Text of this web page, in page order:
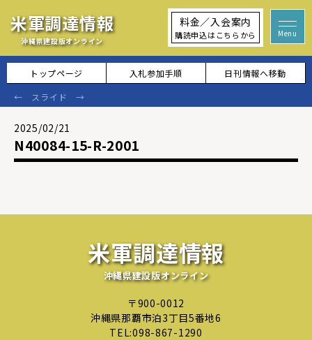
米軍調達情報
沖縄県建設版オンライン
料金／入会案内
購読申込はこちらから
トップページ 入札参加手順 日刊情報へ移動
2025/02/21
N40084-15-R-2001
米軍調達情報
沖縄県建設版オンライン
〒900-0012
沖縄県那覇市泊3丁目5番地6
TEL:098-867-1290